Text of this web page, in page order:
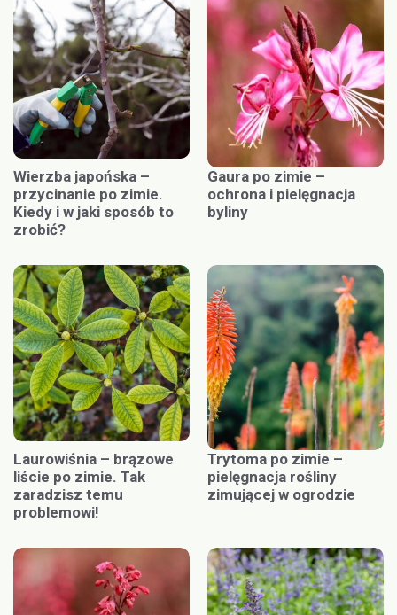
Wierzba japońska –
przycinanie po zimie.
Kiedy i w jaki sposób to
zrobić?
Gaura po zimie –
ochrona i pielęgnacja
byliny
Laurowiśnia – brązowe
liście po zimie. Tak
zaradzisz temu
problemowi!
Trytoma po zimie –
pielęgnacja rośliny
zimującej w ogrodzie